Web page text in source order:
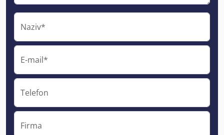
Naziv*
E-mail*
Telefon
Firma